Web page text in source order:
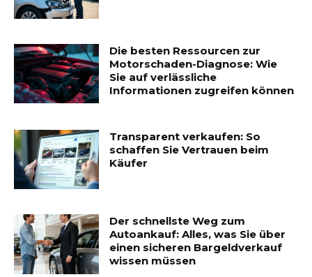
Die besten Ressourcen zur
Motorschaden-Diagnose: Wie
Sie auf verlässliche
Informationen zugreifen können
Transparent verkaufen: So
schaffen Sie Vertrauen beim
Käufer
Der schnellste Weg zum
Autoankauf: Alles, was Sie über
einen sicheren Bargeldverkauf
wissen müssen